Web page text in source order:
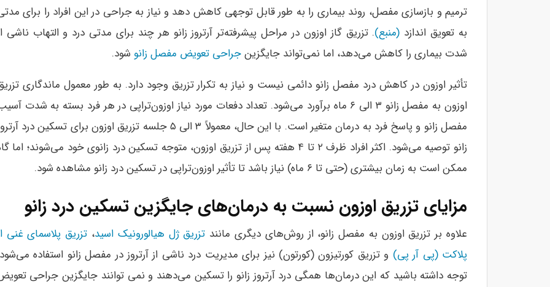
ترمیم و بازسازی مفصل، روند بیماری را به طور قابل توجهی کاهش دهد و نیاز به جراحی در این افراد را برای
به تعویق اندازد (منبع). تزریق گاز اوزون در مراحل پیشرفته‌تر آرتروز زانو هر چند برای مدتی درد و التهاب ناشی
شدت بیماری را کاهش می‌دهد، اما نمی‌تواند جایگزینجراحی تعویض مفصل زانو شود.
تأثیر اوزون در کاهش درد مفصل زانو دائمی نیست و نیاز به تکرار تزریق وجود دارد. به طور معمول ماندگاری
اوزون به مفصل زانو ۳ الی ۶ ماه برآورد می‌شود. تعداد دفعات مورد نیاز اوزون‌تراپی در هر فرد بسته به شدت
مفصل زانو و پاسخ فرد به درمان متغیر است. با این حال، معمولاً ۳ الی ۵ جلسه تزریق اوزون برای تسکین درد
زانو توصیه می‌شود. اکثر افراد ظرف ۲ تا ۴ هفته پس از تزریق اوزون، متوجه تسکین درد زانوی خود می‌شوند؛ اما
ممکن است به زمان بیشتری (حتی تا ۶ ماه) نیاز باشد تا تأثیر اوزون‌تراپی در تسکین درد زانو مشاهده شود.
مزایای تزریق اوزون نسبت به‌ درمان‌های جایگزین تسکین درد زانو
علاوه بر تزریق اوزون به مفصل زانو، از روش‌های دیگری مانند تزریق ژل هیالورونیک اسید، تزریق پلاسمای غنی
پلاکت (پی آر پی) و تزریق کورتیزون (کورتون) نیز برای مدیریت درد ناشی از آرتروز در مفصل زانو استفاده
توجه داشته باشید که این درمان‌ها همگی درد آرتروز زانو را تسکین می‌دهند و نمی توانند جایگزین جراحی